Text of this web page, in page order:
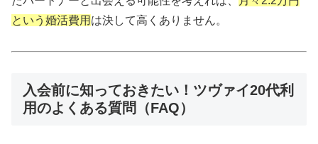
💰 月額 9,800円 ・サブスク型料金
📱
オンライン完結
・全国対応
という婚活費用 は決して高くありません。
入会前に知っておきたい！ツヴァイ20代利
用のよくある質問（FAQ）